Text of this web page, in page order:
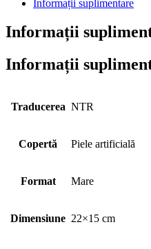
Informații suplimentare
Informații
Informații
Traducerea NTR
Copertă Piele artificială
Format Mare
Dimensiune 22×15 cm